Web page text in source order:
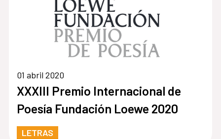
01 abril 2020
XXXIII Premio Internacional de
Poesía Fundación Loewe 2020
LETRAS